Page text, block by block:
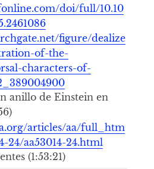
doi/full/10.10
figure/dealize
of-the-
characters-of-
anillo de Einstein en
articles/aa/full_htm
24/aa53014-24.html
(1:53:21)